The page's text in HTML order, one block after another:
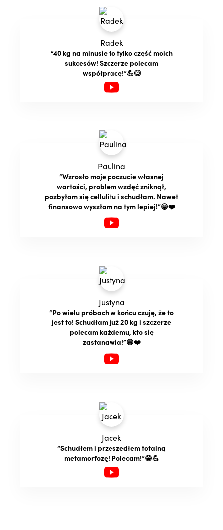
Radek
“40 kg na minusie to tylko część moich
sukcesów! Szczerze polecam
współpracę!”💪😊
Paulina
“Wzrosło moje poczucie własnej
wartości, problem wzdęć zniknął,
pozbyłam się cellulitu i schudłam. Nawet
finansowo wyszłam na tym lepiej!”😁❤️
Justyna
“Po wielu próbach w końcu czuję, że to
jest to! Schudłam już 20 kg i szczerze
polecam każdemu, kto się
zastanawia!”😁❤️
Jacek
“Schudłem i przeszedłem totalną
metamorfozę! Polecam!”😁💪